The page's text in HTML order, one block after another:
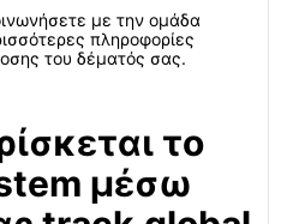
με την ομάδα
πληροφορίες
του δέματός σας.
το
μέσω